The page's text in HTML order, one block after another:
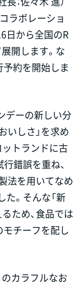
ラボレーショ
日から全国のR
開します。な
予約を開始しま
デーの新しい分
いしさ」を求め
トランドに古
錯誤を重ね、
法を用いてなめ
。そんな「新
ため、食品では
モチーフを配し
のカラフルなお